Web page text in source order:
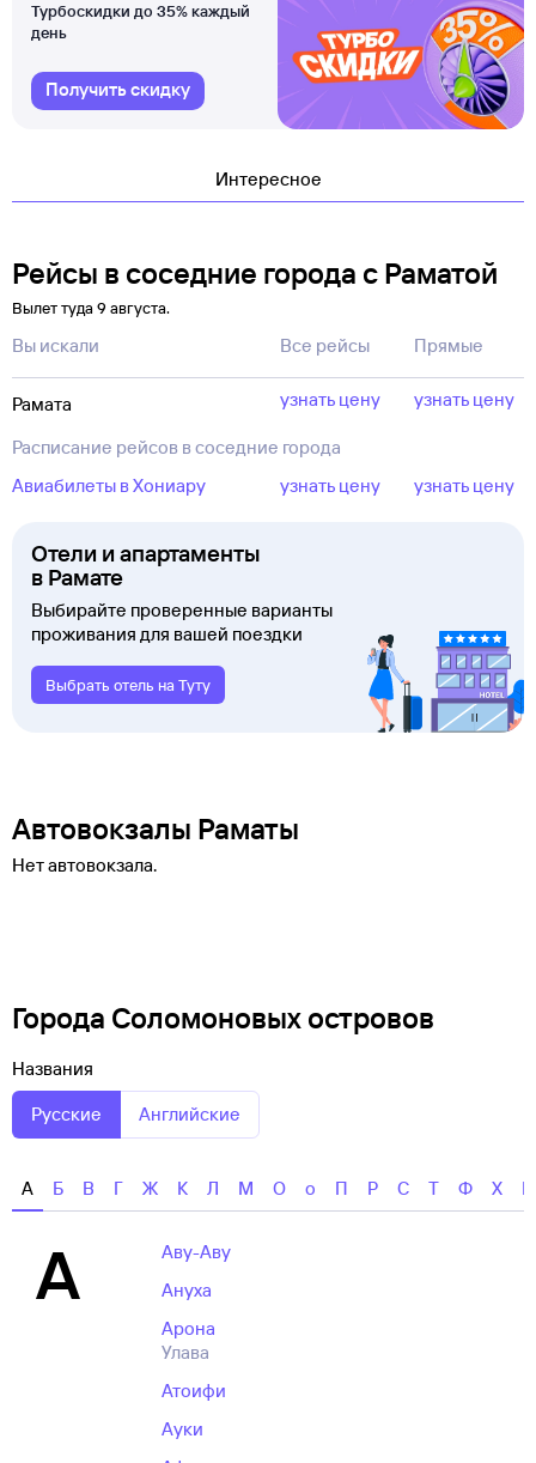
Турбоскидки до 35% каждый
день
Получить скидку
Интересное
Рейсы в соседние города с Раматой
Вылет туда 9 августа.
Вы искали Все рейсы Прямые
Рамата узнать цену узнать цену
Расписание рейсов в соседние города
Авиабилеты в Хониару
узнать цену узнать цену
Отели и апартаменты
в Рамате
Выбирайте проверенные варианты
проживания для вашей поездки
Выбрать отель на Туту
Автовокзалы Раматы
Нет автовокзала.
Города Соломоновых островов
Названия
Русские
Английские
А Б В Г Ж К Л М О о П Р С Т Ф Х
А
Аву-Аву
Ануха
Арона
Улава
Атоифи
Ауки